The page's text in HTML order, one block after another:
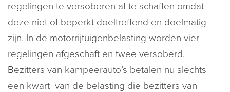
regelingen te versoberen af te schaffen omdat
deze niet of beperkt doeltreffend en doelmatig
zijn. In de motorrijtuigenbelasting worden vier
regelingen afgeschaft en twee versoberd.
Bezitters van kampeerauto’s betalen nu slechts
een kwart van de belasting die bezitters van